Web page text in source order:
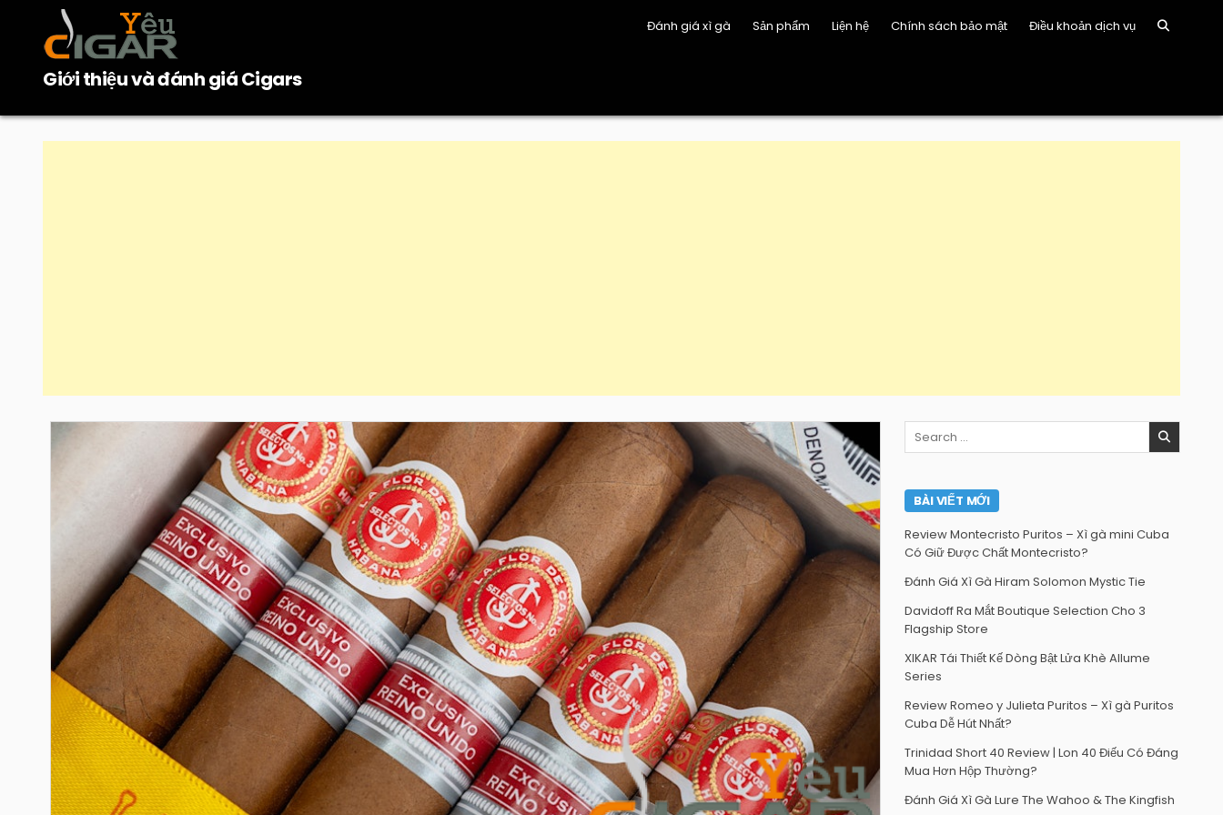
content
Giới thiệu và đánh giá Cigars
Đánh giá xì gà Sản phẩm Liện hệ Chính sách bảo mật Điều khoản dịch vụ
Search
for:
BÀI VIẾT MỚI
Review Montecristo Puritos – Xì gà mini Cuba
Có Giữ Được Chất Montecristo?
Đánh Giá Xì Gà Hiram Solomon Mystic Tie
Davidoff Ra Mắt Boutique Selection Cho 3
Flagship Store
XIKAR Tái Thiết Kế Dòng Bật Lửa Khè Allume
Series
Review Romeo y Julieta Puritos – Xì gà Puritos
Cuba Dễ Hút Nhất?
Trinidad Short 40 Review | Lon 40 Điếu Có Đáng
Mua Hơn Hộp Thường?
Đánh Giá Xì Gà Lure The Wahoo & The Kingfish